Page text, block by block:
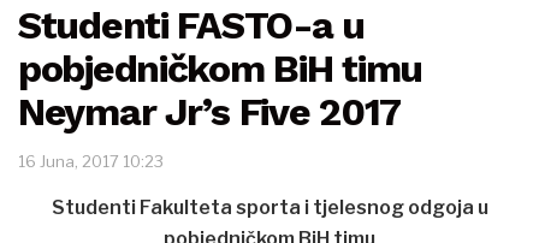
Studenti FASTO-a u
pobjedničkom BiH timu
Neymar Jr’s Five 2017
16 Juna, 2017 10:23
Studenti Fakulteta sporta i tjelesnog odgoja u